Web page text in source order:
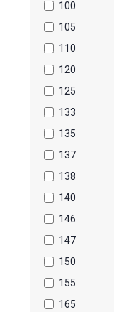
100
105
110
120
125
133
135
137
138
140
146
147
150
155
165